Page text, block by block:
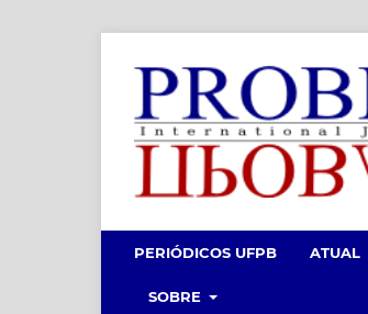
PERIÓDICOS UFPB ATUAL
SOBRE